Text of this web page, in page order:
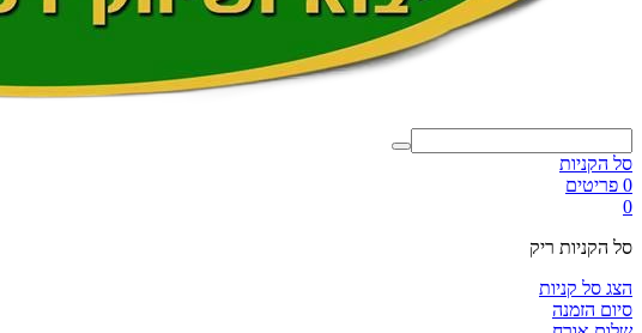
סל הקניות
0 פריטים
0
סל הקניות ריק
הצג סל קניות
סיום הזמנה